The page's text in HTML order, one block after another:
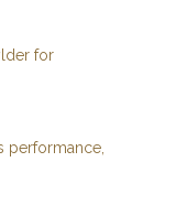
for
performance,